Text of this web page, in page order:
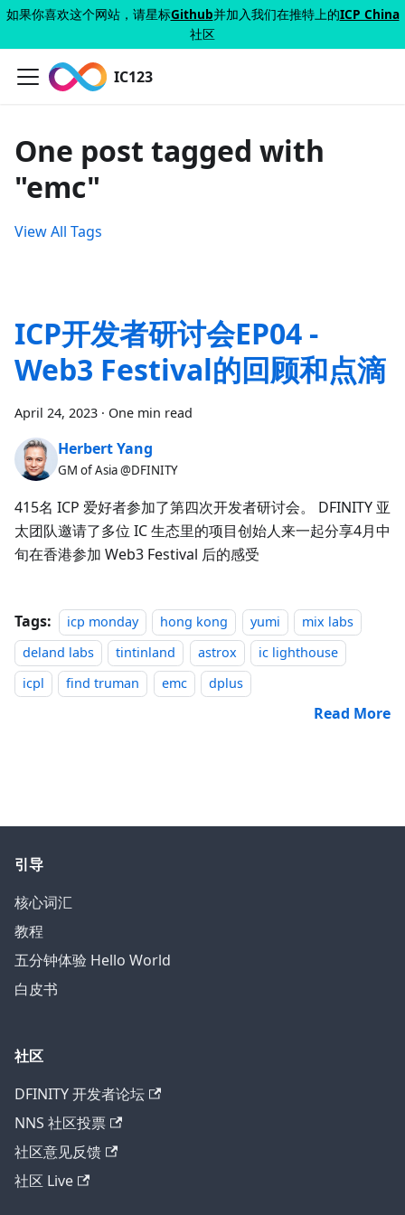
如果你喜欢这个网站，请星标Github并加入我们在推特上的ICP China
社区
IC123
One post tagged with
"emc"
View All Tags
ICP开发者研讨会EP04 -
Web3 Festival的回顾和点滴
April 24, 2023 · One min read
Herbert Yang
GM of Asia @DFINITY
415名 ICP 爱好者参加了第四次开发者研讨会。 DFINITY 亚
太团队邀请了多位 IC 生态里的项目创始人来一起分享4月中
旬在香港参加 Web3 Festival 后的感受
Tags: icp monday hong kong yumi
mix labs
deland labs
tintinland astrox
ic lighthouse
icpl
find truman emc dplus
Read More
引导
核心词汇
教程
五分钟体验 Hello World
白皮书
社区
DFINITY 开发者论坛
NNS 社区投票
社区意见反馈
社区 Live